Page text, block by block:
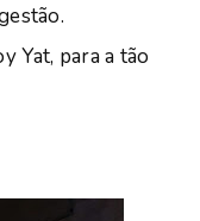
Yat, para a tão